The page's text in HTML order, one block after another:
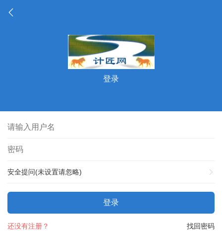
登录
安全提问(未设置请忽略)
登录
找回密码
还没有注册？